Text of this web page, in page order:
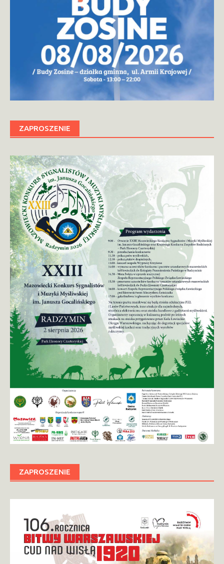
ZAPROSZENIE
ZAPROSZENIE